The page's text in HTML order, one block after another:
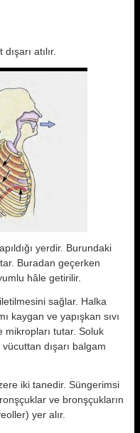
atılır.
yerdir. Burundaki
Buradan geçerken
hâle getirilir.
sağlar. Halka
kaygan ve yapışkan sıvı
mikropları tutar. Soluk
dışarı balgam
iki tanedir. Süngerimsi
ve bronşçukların
yer alır.